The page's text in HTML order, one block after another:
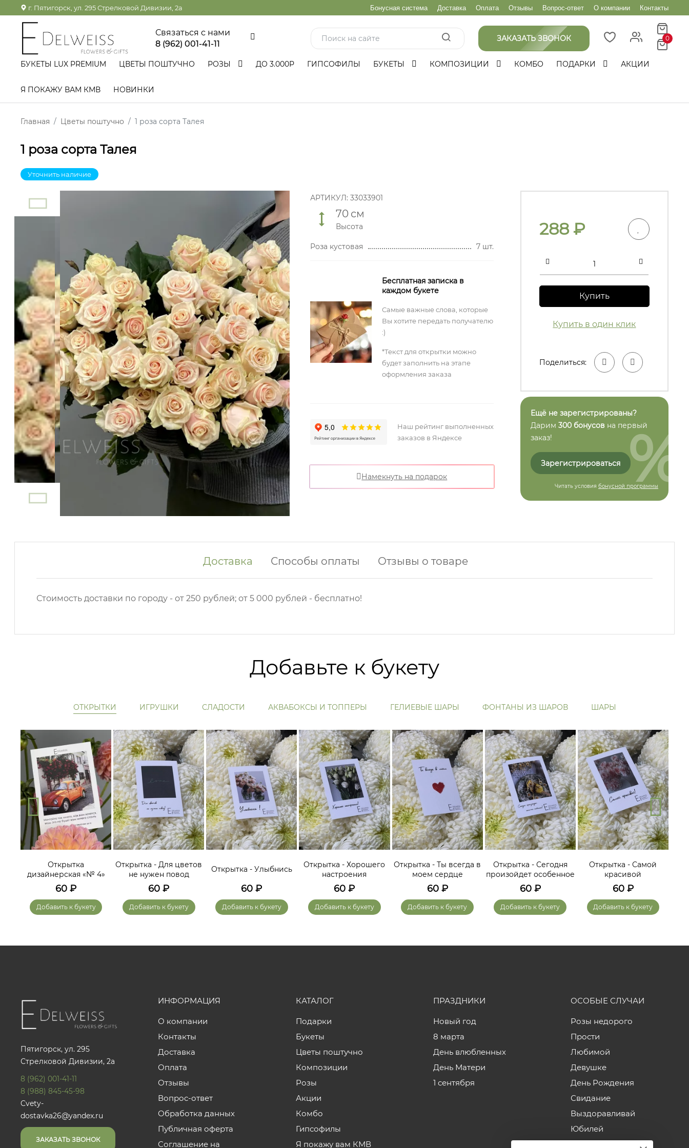
г. Пятигорск, ул. 295 Стрелковой Дивизии, 2а Бонусная система Доставка Оплата Отзывы Вопрос-ответ О компании Контакты
Связаться с нами
8 (962) 001-41-11
ЗАКАЗАТЬ ЗВОНОК 0
БУКЕТЫ LUX PREMIUM ЦВЕТЫ ПОШТУЧНО РОЗЫ ДО 3.000Р ГИПСОФИЛЫ БУКЕТЫ КОМПОЗИЦИИ КОМБО ПОДАРКИ АКЦИИ
Я ПОКАЖУ ВАМ КМВ НОВИНКИ
Главная Цветы поштучно 1 роза сорта Талея
1 роза сорта Талея
Уточнить наличие
АРТИКУЛ: 33033901
70 см
Высота
Роза кустовая 7 шт.
Бесплатная записка в
каждом букете
Самые важные слова, которые
Вы хотите передать получателю
:)
*Текст для открытки можно
будет заполнить на этапе
оформления заказа
Наш рейтинг выполненных
заказов в Яндексе
Намекнуть на подарок
288₽
Купить
Купить в один клик
Поделиться:
Ещё не зарегистрированы?
Дарим 300 бонусов на первый
заказ!
Зарегистрироваться
Читать условия бонусной программы
%
Доставка Способы оплаты Отзывы о товаре
Стоимость доставки по городу - от 250 рублей; от 5 000 рублей - бесплатно!
Добавьте к букету
ОТКРЫТКИ ИГРУШКИ СЛАДОСТИ АКВАБОКСЫ И ТОППЕРЫ ГЕЛИЕВЫЕ ШАРЫ ФОНТАНЫ ИЗ ШАРОВ ШАРЫ
Открытка
дизайнерская «№ 4»
60 ₽
Добавить к букету
Открытка - Для цветов
не нужен повод
60 ₽
Добавить к букету
Открытка - Улыбнись
60 ₽
Добавить к букету
Открытка - Хорошего
настроения
60 ₽
Добавить к букету
Открытка - Ты всегда в
моем сердце
60₽
Добавить к букету
Открытка - Сегодня
произойдет особенное
60₽
Добавить к букету
Открытка - Самой
красивой
60₽
Добавить к букету
Пятигорск, ул. 295
Стрелковой Дивизии, 2а
8 (962) 001-41-11
8 (988) 845-45-98
Cvety-
dostavka26@yandex.ru
ЗАКАЗАТЬ ЗВОНОК
ИНФОРМАЦИЯ
О компании
Контакты
Доставка
Оплата
Отзывы
Вопрос-ответ
Обработка данных
Публичная оферта
Соглашение на
КАТАЛОГ
Подарки
Букеты
Цветы поштучно
Композиции
Розы
Акции
Комбо
Гипсофилы
Я покажу вам КМВ
ПРАЗДНИКИ
Новый год
8 марта
День влюбленных
День Матери
1 сентября
ОСОБЫЕ СЛУЧАИ
Розы недорого
Прости
Любимой
Девушке
День Рождения
Свидание
Выздоравливай
Юбилей
Годовщина свадьбы